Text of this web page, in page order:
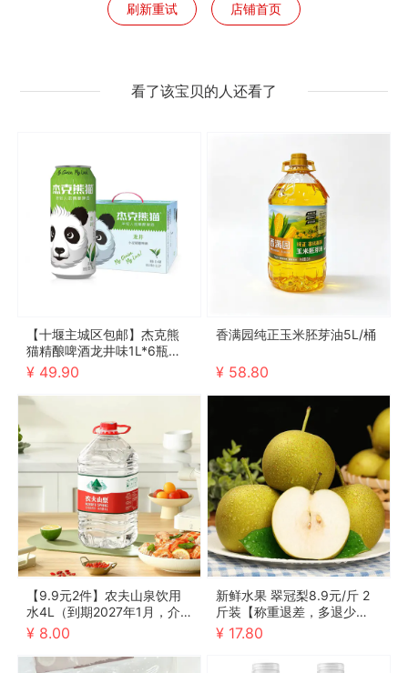
刷新重试 店铺首页
看了该宝贝的人还看了
【十堰主城区包邮】杰克熊
猫精酿啤酒龙井味1L*6瓶（2
026年10月4号到期，介意勿
¥ 49.90
香满园纯正玉米胚芽油5L/桶
¥ 58.80
【9.9元2件】农夫山泉饮用
水4L（到期2027年1月，介
意勿拍）
¥ 8.00
新鲜水果 翠冠梨8.9元/斤 2
斤装【称重退差，多退少
补】
¥ 17.80